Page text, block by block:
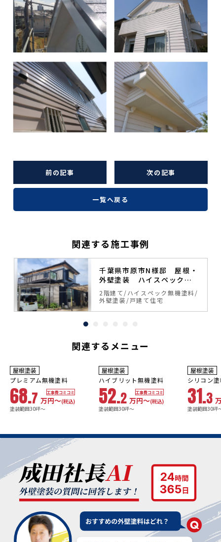
前の記事 次の記事
一覧へ戻る
関連する施工事例
千葉県市原市N様邸 屋根・
外壁塗装 ハイスペック無
機塗料
2階建て
ハイスペック無機塗料
外壁塗装 戸建て住宅
関連するメニュー
耐用年数
18~23年
屋根塗装
プレミアム無機塗料
68.7 万円〜(税込)
工事費コミコミ
塗装範囲30坪～
耐用年数
13~18年
屋根塗装
ハイブリット無機塗料
52.2 万円〜(税込)
工事費コミコミ
塗装範囲30坪～
耐用年数
8年
屋根塗装
シリコン
31.3
塗装範囲30坪